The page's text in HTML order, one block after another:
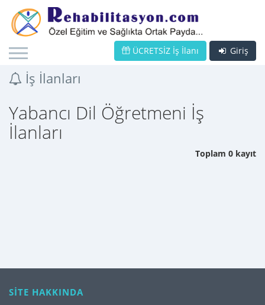
Giriş
ÜCRETSİZ İş İlanı
İş İlanları
Yabancı Dil Öğretmeni İş
İlanları
Toplam 0 kayıt
SİTE HAKKINDA